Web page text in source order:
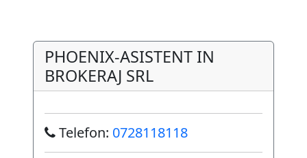
PHOENIX-ASISTENT IN
BROKERAJ SRL
Telefon: 0728118118